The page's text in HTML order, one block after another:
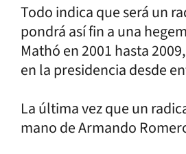
Todo indica que será un
pondrá así fin a una
Mathó en 2001 hasta
en la presidencia desde
La última vez que un
mano de Armando